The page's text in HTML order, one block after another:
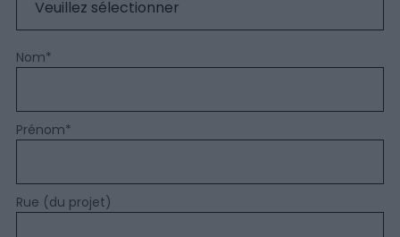
Nom*
Prénom*
Rue (du projet)